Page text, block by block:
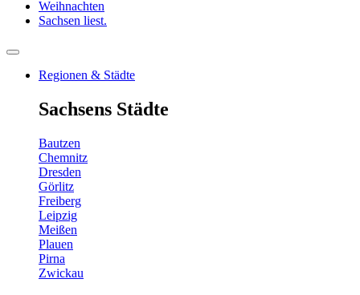
Weihnachten
Sachsen liest.
Regionen & Städte
Sachsens Städte
Bautzen
Chemnitz
Dresden
Görlitz
Freiberg
Leipzig
Meißen
Plauen
Pirna
Zwickau